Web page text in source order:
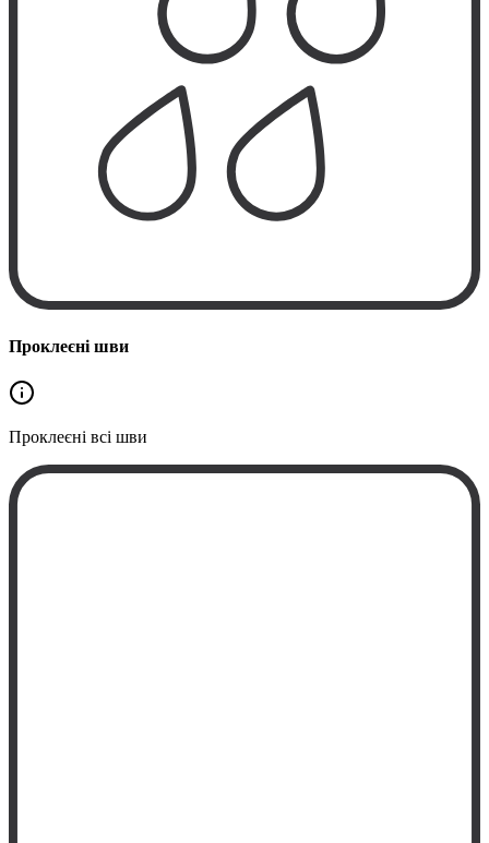
Проклеєні шви
Проклеєні всі шви